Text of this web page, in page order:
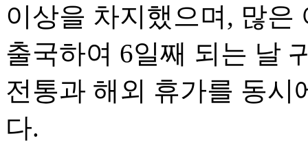
이상을 차지했으며, 많은
출국하여 6일째 되는 날
전통과 해외 휴가를 동시
다.